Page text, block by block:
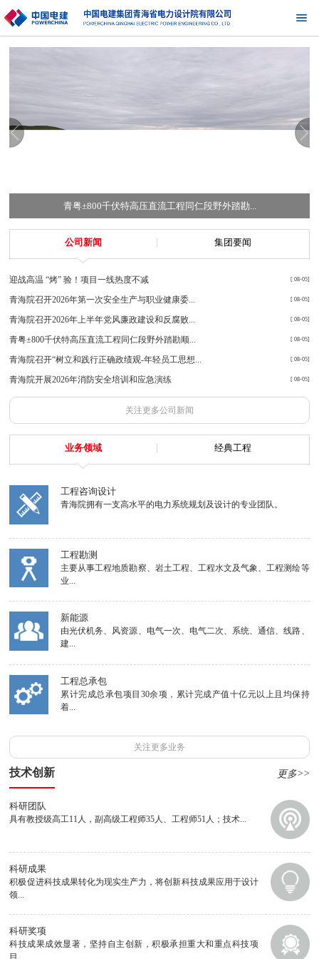
青粤±800千伏特高压直流工程同仁段野外踏勘...
公司新闻 集团要闻
迎战高温 “烤” 验！项目一线热度不减 [ 08-05]
青海院召开2026年第一次安全生产与职业健康委... [ 08-05]
青海院召开2026年上半年党风廉政建设和反腐败... [ 08-05]
青粤±800千伏特高压直流工程同仁段野外踏勘顺... [ 08-05]
青海院召开“树立和践行正确政绩观-年轻员工思想... [ 08-05]
青海院开展2026年消防安全培训和应急演练 [ 08-05]
关注更多公司新闻
业务领域 经典工程
工程咨询设计
青海院拥有一支高水平的电力系统规划及设计的专业团队。
工程勘测
主要从事工程地质勘察、岩土工程、工程水文及气象、工程测绘等
业...
新能源
由光伏机务、风资源、电气一次、电气二次、系统、通信、线路、
建...
工程总承包
累计完成总承包项目30余项，累计完成产值十亿元以上且均保持
着...
关注更多业务
技术创新 更多>>
科研团队
具有教授级高工11人，副高级工程师35人、工程师51人；技术...
科研成果
积极促进科技成果转化为现实生产力，将创新科技成果应用于设计
领...
科研奖项
科技成果成效显著，坚持自主创新，积极承担重大和重点科技项